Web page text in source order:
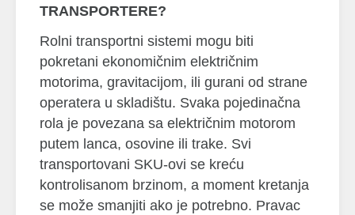
TRANSPORTERE?
Rolni transportni sistemi mogu biti
pokretani ekonomičnim električnim
motorima, gravitacijom, ili gurani od strane
operatera u skladištu. Svaka pojedinačna
rola je povezana sa električnim motorom
putem lanca, osovine ili trake. Svi
transportovani SKU-ovi se kreću
kontrolisanom brzinom, a moment kretanja
se može smanjiti ako je potrebno. Pravac